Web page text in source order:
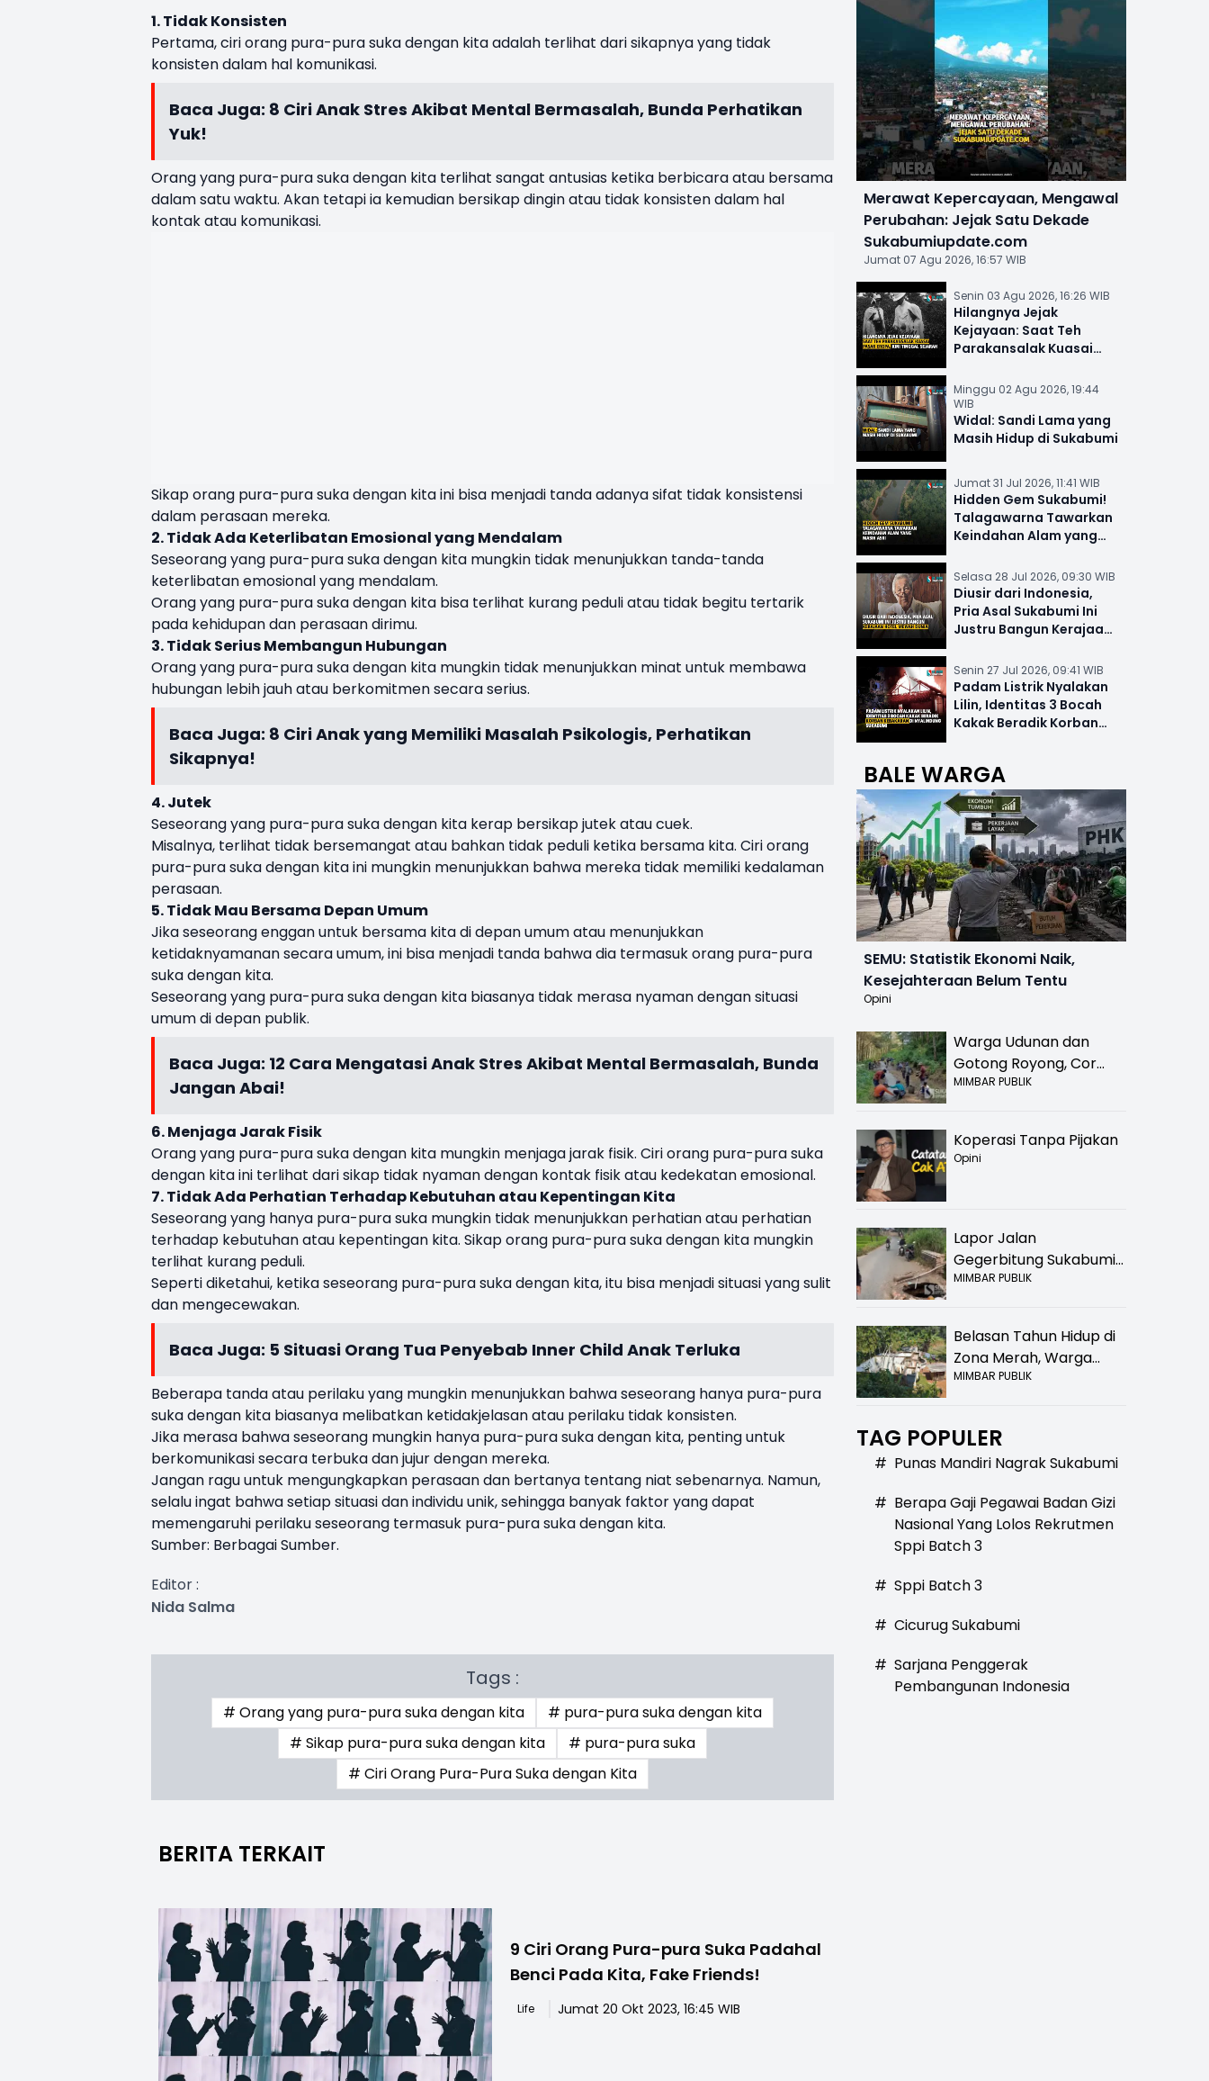
1. Tidak Konsisten
Pertama, ciri orang pura-pura suka dengan kita adalah terlihat dari sikapnya yang tidak
konsisten dalam hal komunikasi.
Baca Juga: 8 Ciri Anak Stres Akibat Mental Bermasalah, Bunda Perhatikan
Yuk!
Orang yang pura-pura suka dengan kita terlihat sangat antusias ketika berbicara atau bersama
dalam satu waktu. Akan tetapi ia kemudian bersikap dingin atau tidak konsisten dalam hal
kontak atau komunikasi.
Sikap orang pura-pura suka dengan kita ini bisa menjadi tanda adanya sifat tidak konsistensi
dalam perasaan mereka.
2. Tidak Ada Keterlibatan Emosional yang Mendalam
Seseorang yang pura-pura suka dengan kita mungkin tidak menunjukkan tanda-tanda
keterlibatan emosional yang mendalam.
Orang yang pura-pura suka dengan kita bisa terlihat kurang peduli atau tidak begitu tertarik
pada kehidupan dan perasaan dirimu.
3. Tidak Serius Membangun Hubungan
Orang yang pura-pura suka dengan kita mungkin tidak menunjukkan minat untuk membawa
hubungan lebih jauh atau berkomitmen secara serius.
Baca Juga: 8 Ciri Anak yang Memiliki Masalah Psikologis, Perhatikan
Sikapnya!
4. Jutek
Seseorang yang pura-pura suka dengan kita kerap bersikap jutek atau cuek.
Misalnya, terlihat tidak bersemangat atau bahkan tidak peduli ketika bersama kita. Ciri orang
pura-pura suka dengan kita ini mungkin menunjukkan bahwa mereka tidak memiliki kedalaman
perasaan.
5. Tidak Mau Bersama Depan Umum
Jika seseorang enggan untuk bersama kita di depan umum atau menunjukkan
ketidaknyamanan secara umum, ini bisa menjadi tanda bahwa dia termasuk orang pura-pura
suka dengan kita.
Seseorang yang pura-pura suka dengan kita biasanya tidak merasa nyaman dengan situasi
umum di depan publik.
Baca Juga: 12 Cara Mengatasi Anak Stres Akibat Mental Bermasalah, Bunda
Jangan Abai!
6. Menjaga Jarak Fisik
Orang yang pura-pura suka dengan kita mungkin menjaga jarak fisik. Ciri orang pura-pura suka
dengan kita ini terlihat dari sikap tidak nyaman dengan kontak fisik atau kedekatan emosional.
7. Tidak Ada Perhatian Terhadap Kebutuhan atau Kepentingan Kita
Seseorang yang hanya pura-pura suka mungkin tidak menunjukkan perhatian atau perhatian
terhadap kebutuhan atau kepentingan kita. Sikap orang pura-pura suka dengan kita mungkin
terlihat kurang peduli.
Seperti diketahui, ketika seseorang pura-pura suka dengan kita, itu bisa menjadi situasi yang sulit
dan mengecewakan.
Baca Juga: 5 Situasi Orang Tua Penyebab Inner Child Anak Terluka
Beberapa tanda atau perilaku yang mungkin menunjukkan bahwa seseorang hanya pura-pura
suka dengan kita biasanya melibatkan ketidakjelasan atau perilaku tidak konsisten.
Jika merasa bahwa seseorang mungkin hanya pura-pura suka dengan kita, penting untuk
berkomunikasi secara terbuka dan jujur dengan mereka.
Jangan ragu untuk mengungkapkan perasaan dan bertanya tentang niat sebenarnya. Namun,
selalu ingat bahwa setiap situasi dan individu unik, sehingga banyak faktor yang dapat
memengaruhi perilaku seseorang termasuk pura-pura suka dengan kita.
Sumber: Berbagai Sumber.
Editor :
Nida Salma
Tags :
# Orang yang pura-pura suka dengan kita
# pura-pura suka dengan kita
# Sikap pura-pura suka dengan kita
# pura-pura suka
# Ciri Orang Pura-Pura Suka dengan Kita
BERITA TERKAIT
9 Ciri Orang Pura-pura Suka Padahal
Benci Pada Kita, Fake Friends!
Life Jumat 20 Okt 2023, 16:45 WIB
Merawat Kepercayaan, Mengawal
Perubahan: Jejak Satu Dekade
Sukabumiupdate.com
Jumat 07 Agu 2026, 16:57 WIB
Senin 03 Agu 2026, 16:26 WIB
Hilangnya Jejak
Kejayaan: Saat Teh
Parakansalak Kuasai
Sejarah
Minggu 02 Agu 2026, 19:44
WIB
Widal: Sandi Lama yang
Masih Hidup di Sukabumi
Jumat 31 Jul 2026, 11:41 WIB
Hidden Gem Sukabumi!
Talagawarna Tawarkan
Keindahan Alam yang
Selasa 28 Jul 2026, 09:30 WIB
Diusir dari Indonesia,
Pria Asal Sukabumi Ini
Justru Bangun Kerajaan
Senin 27 Jul 2026, 09:41 WIB
Padam Listrik Nyalakan
Lilin, Identitas 3 Bocah
Kakak Beradik Korban
BALE WARGA
SEMU: Statistik Ekonomi Naik,
Kesejahteraan Belum Tentu
Opini
Warga Udunan dan
Gotong Royong, Cor
Jalan Hancur di
MIMBAR PUBLIK
Koperasi Tanpa Pijakan
Opini
Lapor Jalan
Gegerbitung Sukabumi
Bolong! Bahaya Bagi
MIMBAR PUBLIK
Belasan Tahun Hidup di
Zona Merah, Warga
Kampung Nangewer
Relokasi
MIMBAR PUBLIK
TAG POPULER
# Punas Mandiri Nagrak Sukabumi
# Berapa Gaji Pegawai Badan Gizi
Nasional Yang Lolos Rekrutmen
Sppi Batch 3
# Sppi Batch 3
# Cicurug Sukabumi
# Sarjana Penggerak
Pembangunan Indonesia